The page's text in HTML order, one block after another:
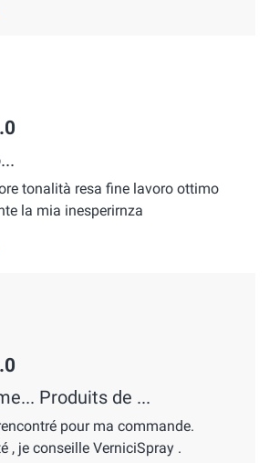
tonalità resa fine lavoro ottimo
la mia inesperirnza
Produits de ...
pour ma commande.
, je conseille VerniciSpray .